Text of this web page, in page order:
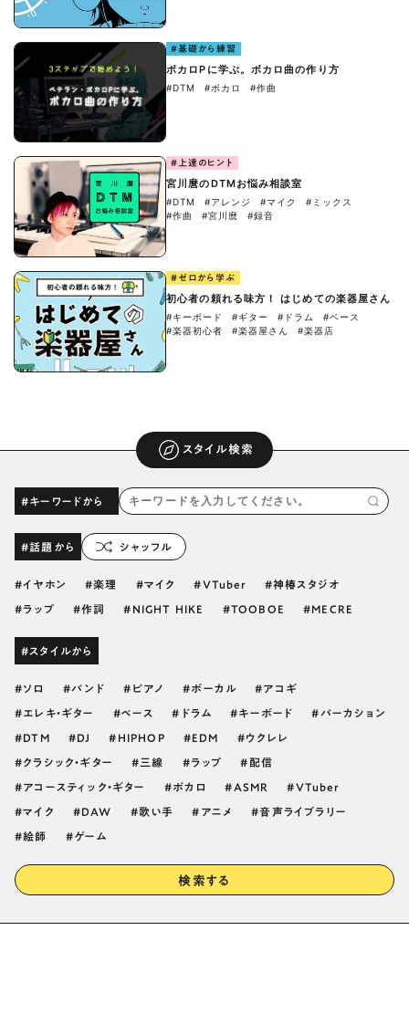
#基礎から練習
ボカロPに学ぶ。ボカロ曲の作り方
#DTM #ボカロ #作曲
#上達のヒント
宮川麿のDTMお悩み相談室
#DTM #アレンジ #マイク
#ミックス
#作曲
#宮川麿 #録音
#ゼロから学ぶ
初心者の頼れる味方！ はじめての楽器屋さん
#キーボード #ギター #ドラム
#ベース
#楽器初心者
#楽器屋さん #楽器店
スタイル検索
#キーワードから
#話題から シャッフル
イヤホン 楽理 マイク VTuber 神椿スタジオ
ラップ 作詞 NIGHT HIKE TOOBOE MECRE
#スタイルから
ソロ バンド ピアノ ボーカル アコギ
エレキ・ギター ベース ドラム キーボード パーカション
DTM DJ HIPHOP EDM ウクレレ
クラシック・ギター 三線 ラップ 配信
アコースティック・ギター ボカロ ASMR VTuber
マイク DAW 歌い手 アニメ 音声ライブラリー
絵師 ゲーム
検索する